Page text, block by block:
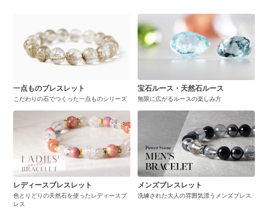
一点ものブレスレット
こだわりの石でつくった一点ものシリーズ
宝石ルース・天然石ルース
無限に広がるルースの楽しみ方
レディースブレスレット
色とりどりの天然石を使ったレディースブ
レス
メンズブレスレット
洗練された大人の雰囲気漂うメンズブレス